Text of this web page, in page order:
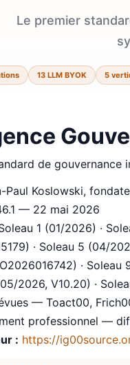
Le premier
13 LLM BYOK 5
de gouvernance
Paul Koslowski,
— 22 mai 2026
1 (01/2026) ·
· Soleau 5 (04/
· Soleau
2026, V10.20) ·
— Toact00,
professionnel —
: https://